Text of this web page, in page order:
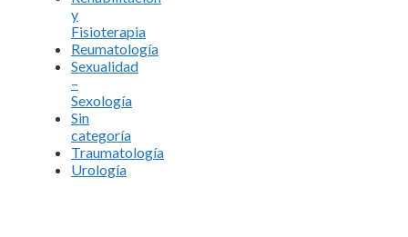
y
Fisioterapia
Reumatología
Sexualidad
–
Sexología
Sin
categoría
Traumatología
Urología